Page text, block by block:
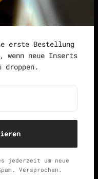
erste Bestellung
wenn neue Inserts
droppen.
jederzeit um neue
Versprochen.